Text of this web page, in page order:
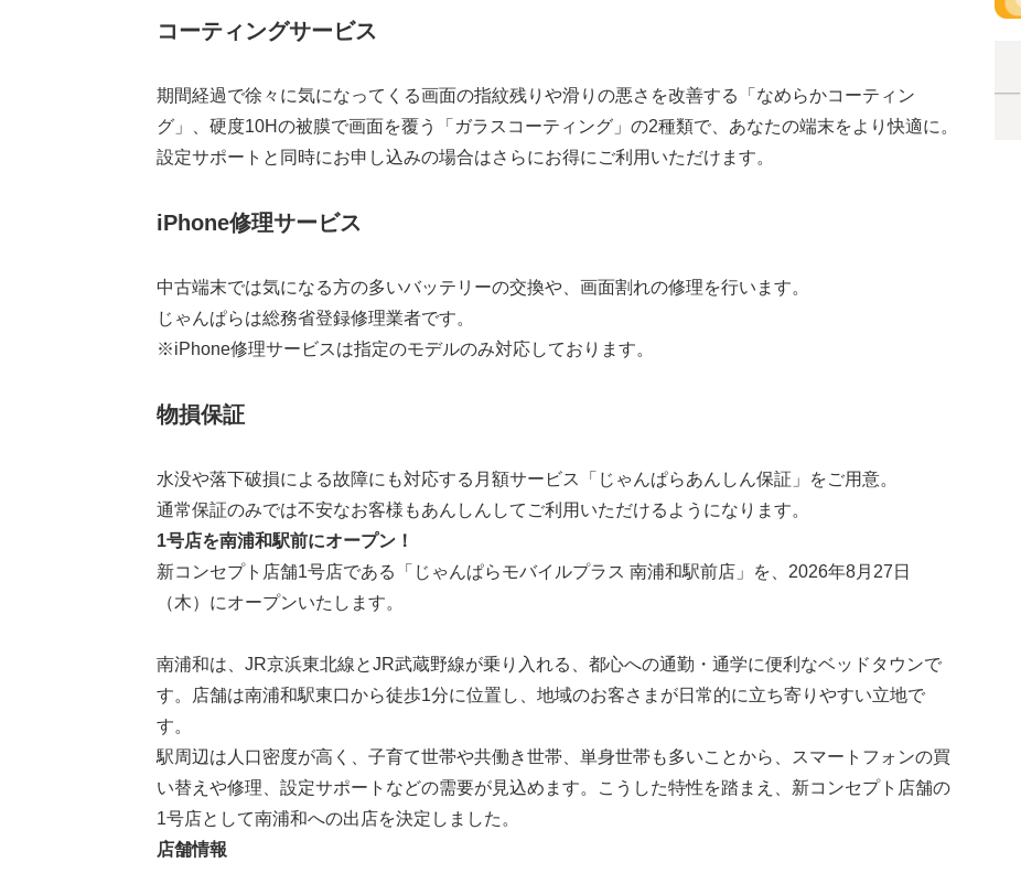
コーティングサービス
期間経過で徐々に気になってくる画面の指紋残りや滑りの悪さを改善する「なめらかコーティン
グ」、硬度10Hの被膜で画面を覆う「ガラスコーティング」の2種類で、あなたの端末をより快適に。
設定サポートと同時にお申し込みの場合はさらにお得にご利用いただけます。
iPhone修理サービス
中古端末では気になる方の多いバッテリーの交換や、画面割れの修理を行います。
じゃんぱらは総務省登録修理業者です。
※iPhone修理サービスは指定のモデルのみ対応しております。
物損保証
水没や落下破損による故障にも対応する月額サービス「じゃんぱらあんしん保証」をご用意。
通常保証のみでは不安なお客様もあんしんしてご利用いただけるようになります。
1号店を南浦和駅前にオープン！
新コンセプト店舗1号店である「じゃんぱらモバイルプラス 南浦和駅前店」を、2026年8月27日
（木）にオープンいたします。
南浦和は、JR京浜東北線とJR武蔵野線が乗り入れる、都心への通勤・通学に便利なベッドタウンで
す。店舗は南浦和駅東口から徒歩1分に位置し、地域のお客さまが日常的に立ち寄りやすい立地で
す。
駅周辺は人口密度が高く、子育て世帯や共働き世帯、単身世帯も多いことから、スマートフォンの買
い替えや修理、設定サポートなどの需要が見込めます。こうした特性を踏まえ、新コンセプト店舗の
1号店として南浦和への出店を決定しました。
店舗情報